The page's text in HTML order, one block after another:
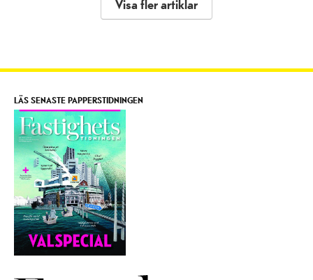
Visa fler artiklar
LÄS SENASTE PAPPERSTIDNINGEN